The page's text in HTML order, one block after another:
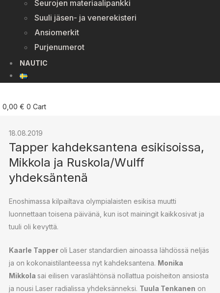
Seurojen materiaalipankki
Suuli jäsen- ja venerekisteri
Ansiomerkit
Purjenumerot
NAUTIC
0,00 € 0 Cart
18.08.2019
Tapper kahdeksantena esikisoissa,
Mikkola ja Ruskola/Wulff
yhdeksäntenä
Enoshimassa kilpailtava olympialaisten esikisa muutti
luonnettaan toisena päivänä, kun isot mainingit kaikkosivat ja
tuuli oli kevyttä.
Kaarle Tapper oli Laser standardien ainoassa lähdössä neljäs
ja on kokonaistilanteessa nyt kahdeksantena. Monika
Mikkola sai eilisen varaslähtönsä nollattua poisheiton ansiosta
ja nousi Laser radialissa yhdeksänneksi. Tuula Tenkanen on